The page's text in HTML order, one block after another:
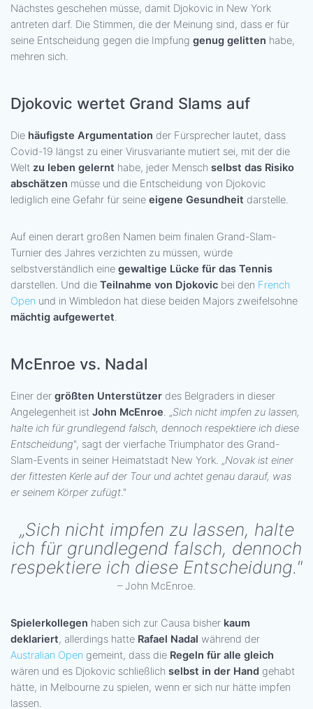
Nächstes geschehen müsse, damit Djokovic in New York
antreten darf. Die Stimmen, die der Meinung sind, dass er für
seine Entscheidung gegen die Impfung genug gelitten habe,
mehren sich.
Djokovic wertet Grand Slams auf
Die häufigste Argumentation der Fürsprecher lautet, dass
Covid-19 längst zu einer Virusvariante mutiert sei, mit der die
Welt zu leben gelernt habe, jeder Mensch selbst das Risiko
abschätzen müsse und die Entscheidung von Djokovic
lediglich eine Gefahr für seine eigene Gesundheit darstelle.
Auf einen derart großen Namen beim finalen Grand-Slam-
Turnier des Jahres verzichten zu müssen, würde
selbstverständlich eine gewaltige Lücke für das Tennis
darstellen. Und die Teilnahme von Djokovic bei den French
Open und in Wimbledon hat diese beiden Majors zweifelsohne
mächtig aufgewertet.
McEnroe vs. Nadal
Einer der größten Unterstützer des Belgraders in dieser
Angelegenheit ist John McEnroe. „Sich nicht impfen zu lassen,
halte ich für grundlegend falsch, dennoch respektiere ich diese
Entscheidung", sagt der vierfache Triumphator des Grand-
Slam-Events in seiner Heimatstadt New York. „Novak ist einer
der fittesten Kerle auf der Tour und achtet genau darauf, was
er seinem Körper zufügt."
„Sich nicht impfen zu lassen, halte
ich für grundlegend falsch, dennoch
respektiere ich diese Entscheidung."
– John McEnroe.
Spielerkollegen haben sich zur Causa bisher kaum
deklariert, allerdings hatte Rafael Nadal während der
Australian Open gemeint, dass die Regeln für alle gleich
wären und es Djokovic schließlich selbst in der Hand gehabt
hätte, in Melbourne zu spielen, wenn er sich nur hätte impfen
lassen.